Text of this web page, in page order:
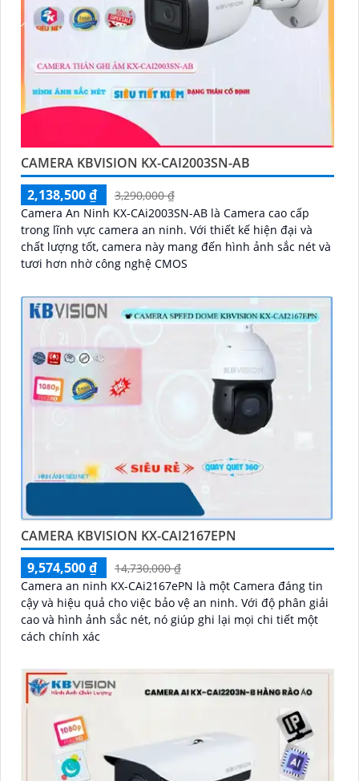
CAMERA KBVISION KX-CAI2003SN-AB
2,138,500 ₫
3,290,000 ₫
Camera An Ninh KX-CAi2003SN-AB là Camera cao cấp
trong lĩnh vực camera an ninh. Với thiết kế hiện đại và
chất lượng tốt, camera này mang đến hình ảnh sắc nét và
tươi hơn nhờ công nghệ CMOS
CAMERA KBVISION KX-CAI2167EPN
9,574,500 ₫
14,730,000 ₫
Camera an ninh KX-CAi2167ePN là một Camera đáng tin
cậy và hiệu quả cho việc bảo vệ an ninh. Với độ phân giải
cao và hình ảnh sắc nét, nó giúp ghi lại mọi chi tiết một
cách chính xác